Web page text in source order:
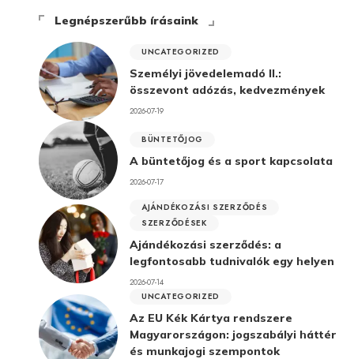
Legnépszerűbb írásaink
UNCATEGORIZED
Személyi jövedelemadó II.:
összevont adózás, kedvezmények
2026-07-19
BÜNTETŐJOG
A büntetőjog és a sport kapcsolata
2026-07-17
AJÁNDÉKOZÁSI SZERZŐDÉS
SZERZŐDÉSEK
Ajándékozási szerződés: a
legfontosabb tudnivalók egy helyen
2026-07-14
UNCATEGORIZED
Az EU Kék Kártya rendszere
Magyarországon: jogszabályi háttér
és munkajogi szempontok